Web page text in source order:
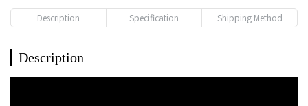
Description Specification Shipping Method
Description